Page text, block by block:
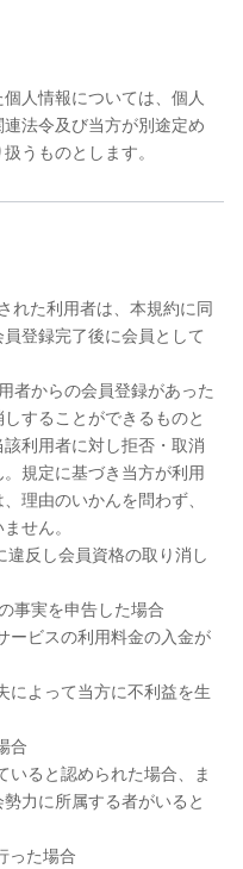
人情報については、個人
法令及び当方が別途定め
うものとします。
れた利用者は、本規約に同
登録完了後に会員として
者からの会員登録があった
することができるものと
利用者に対し拒否・取消
規定に基づき当方が利用
理由のいかんを問わず、
せん。
反し会員資格の取り消し
事実を申告した場合
ビスの利用料金の入金が
よって当方に不利益を生
合
ると認められた場合、ま
力に所属する者がいると
った場合